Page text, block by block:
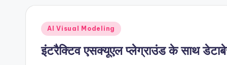
Posted
in
AI Visual Modeling
इंटरैक्टिव एसक्यूएल प्लेग्राउंड के साथ